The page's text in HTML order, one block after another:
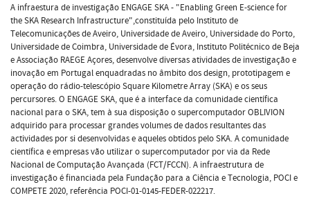
A infraestura de investigação ENGAGE SKA - "Enabling Green E-science for
the SKA Research Infrastructure",constituída pelo Instituto de
Telecomunicações de Aveiro, Universidade de Aveiro, Universidade do Porto,
Universidade de Coimbra, Universidade de Évora, Instituto Politécnico de Beja
e Associação RAEGE Açores, desenvolve diversas atividades de investigação e
inovação em Portugal enquadradas no âmbito dos design, prototipagem e
operação do rádio-telescópio Square Kilometre Array (SKA) e os seus
percursores. O ENGAGE SKA, que é a interface da comunidade científica
nacional para o SKA, tem à sua disposição o supercomputador OBLIVION
adquirido para processar grandes volumes de dados resultantes das
actividades por si desenvolvidas e aqueles obtidos pelo SKA. A comunidade
científica e empresas vão utilizar o supercomputador por via da Rede
Nacional de Computação Avançada (FCT/FCCN). A infraestrutura de
investigação é financiada pela Fundação para a Ciência e Tecnologia, POCI e
COMPETE 2020, referência POCI-01-0145-FEDER-022217.